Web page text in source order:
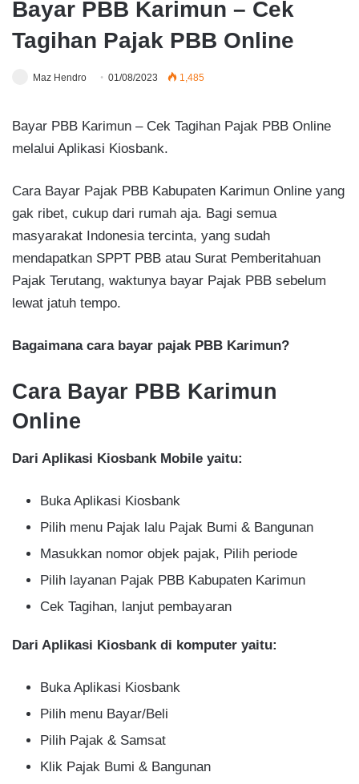
Bayar PBB Karimun – Cek
Tagihan Pajak PBB Online
Maz Hendro 01/08/2023 1,485
Bayar PBB Karimun – Cek Tagihan Pajak PBB Online
melalui Aplikasi Kiosbank.
Cara Bayar Pajak PBB Kabupaten Karimun Online yang
gak ribet, cukup dari rumah aja. Bagi semua
masyarakat Indonesia tercinta, yang sudah
mendapatkan SPPT PBB atau Surat Pemberitahuan
Pajak Terutang, waktunya bayar Pajak PBB sebelum
lewat jatuh tempo.
Bagaimana cara bayar pajak PBB Karimun?
Cara Bayar PBB Karimun
Online
Dari Aplikasi Kiosbank Mobile yaitu:
Buka Aplikasi Kiosbank
Pilih menu Pajak lalu Pajak Bumi & Bangunan
Masukkan nomor objek pajak, Pilih periode
Pilih layanan Pajak PBB Kabupaten Karimun
Cek Tagihan, lanjut pembayaran
Dari Aplikasi Kiosbank di komputer yaitu:
Buka Aplikasi Kiosbank
Pilih menu Bayar/Beli
Pilih Pajak & Samsat
Klik Pajak Bumi & Bangunan